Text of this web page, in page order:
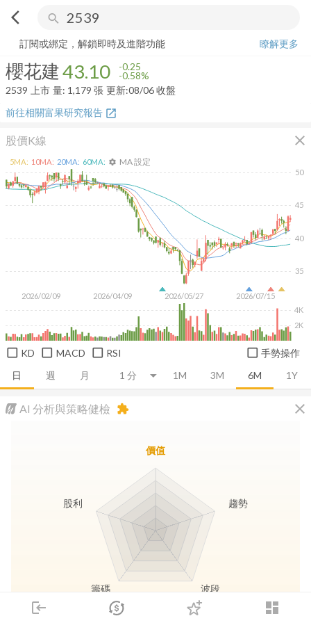
arrow_back_ios search
login dashboard
市場 登入
櫻花建 43.10 -0.58%
訂閱或綁定，解鎖即時及進階功能
瞭解更多
櫻花建43.10 -0.25
-0.58%
2539
上市 量: 1,179 張 更新:08/06 收盤
前往相關富果研究報告 open_in_new
股價K線 close
日 週 月 1M 3M 6M 1Y
2026/02/09 2026/04/09 2026/05/27 2026/07/15
35
40
45
50
2K
4K
5MA: 10MA: 20MA: 60MA: settings MA 設定
KD MACD RSI 手勢操作
AI 分析與策略健檢 close
extension
價值
趨勢
波段
籌碼
股利